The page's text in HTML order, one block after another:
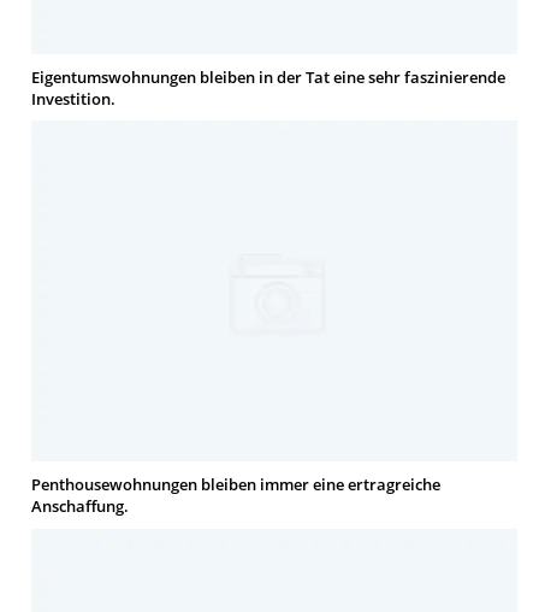
Eigentumswohnungen bleiben in der Tat eine sehr faszinierende
Investition.
Penthousewohnungen bleiben immer eine ertragreiche
Anschaffung.